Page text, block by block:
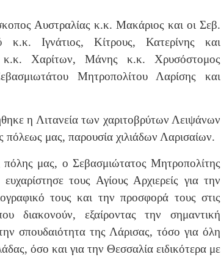
Αυστραλίας κ.κ. Μακάριος και οι Σεβ.
κ.κ. Ιγνάτιος, Κίτρους, Κατερίνης και
Χαρίτων, Μάνης κ.κ. Χρυσόστομος
Μητροπολίτου Λαρίσης και
η Λιτανεία των χαριτοβρύτων Λειψάνων
πόλεως μας, παρουσία χιλιάδων Λαρισαίων.
πόλης μας, ο Σεβασμιώτατος Μητροπολίτης
τους Αγίους Αρχιερείς για την
τους και την προσφορά τους στις
διακονούν, εξαίροντας την σημαντική
σπουδαιότητα της Λάρισας, τόσο για όλη
όσο και για την Θεσσαλία ειδικότερα με